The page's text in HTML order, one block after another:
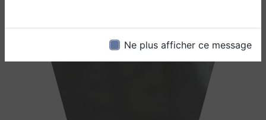
Ne plus afficher ce message